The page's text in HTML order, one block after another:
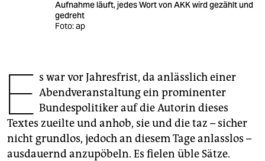
genossenschaft
epaper login
Aufnahme läuft, jedes Wort von AKK wird gezählt und
gedreht
Foto: ap
E s war vor Jahresfrist, da anlässlich einer
Abendveranstaltung ein prominenter
Bundespolitiker auf die Autorin dieses
Textes zueilte und anhob, sie und die taz – sicher
nicht grundlos, jedoch an diesem Tage anlasslos –
ausdauernd anzupöbeln. Es fielen üble Sätze.